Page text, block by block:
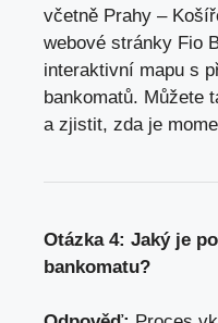
včetně Prahy –
webové stránky Fio
interaktivní mapu s
bankomatů. Můžete⁣
⁣a​ zjistit, zda je
Otázka 4:⁤ Jaký je
bankomatu?